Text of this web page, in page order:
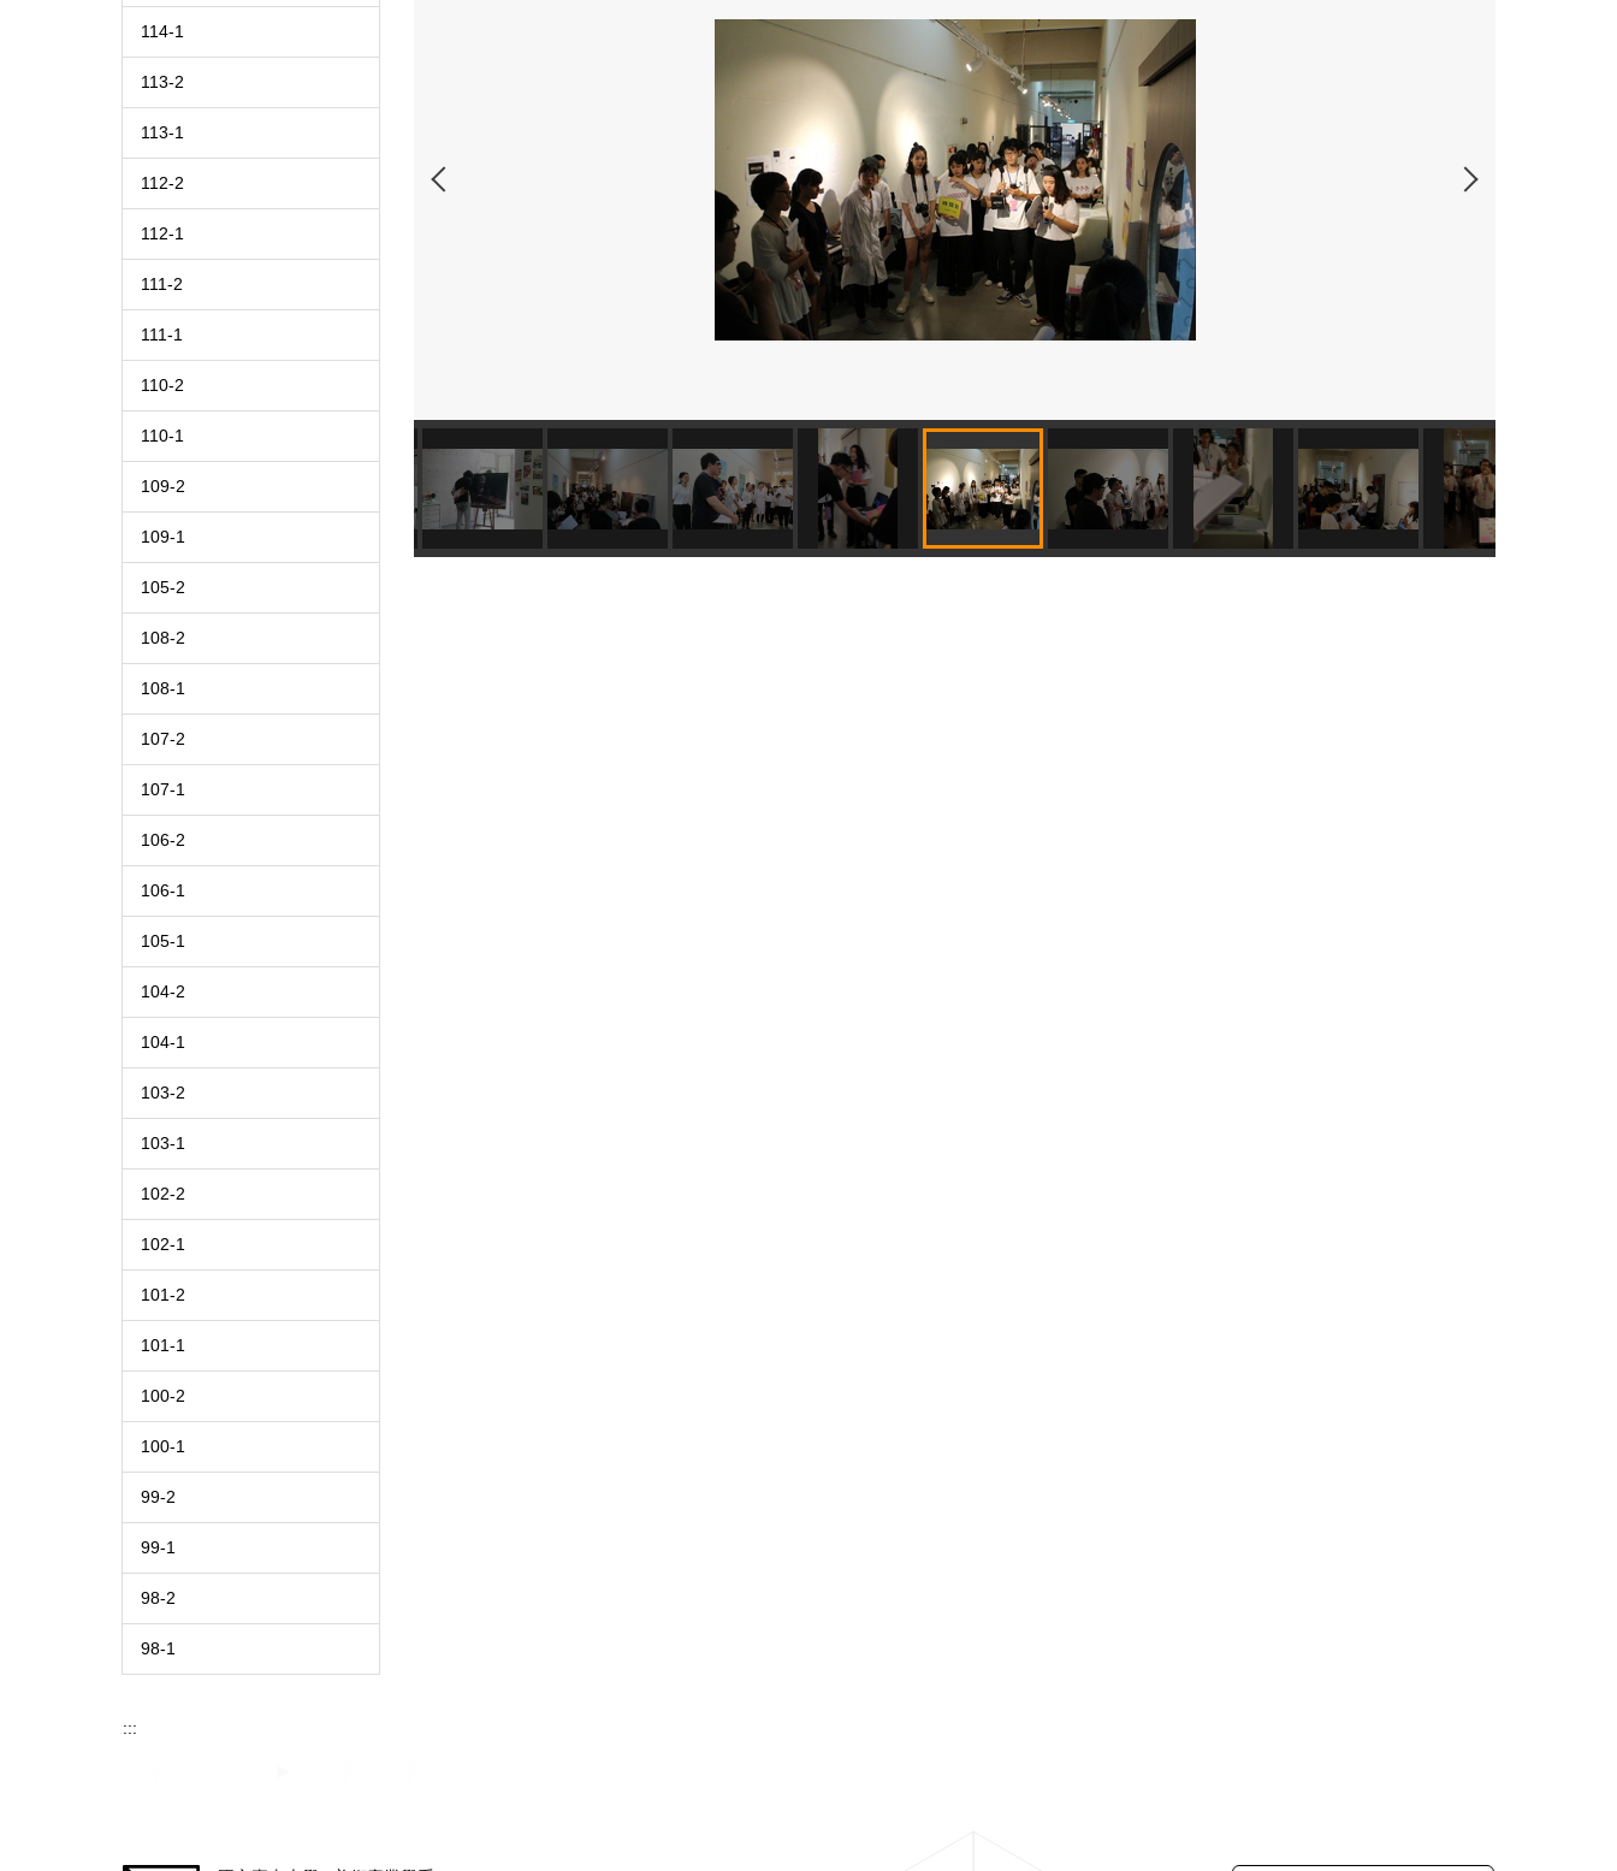
114-1
113-2
113-1
112-2
112-1
111-2
111-1
110-2
110-1
109-2
109-1
105-2
108-2
108-1
107-2
107-1
106-2
106-1
105-1
104-2
104-1
103-2
103-1
102-2
102-1
101-2
101-1
100-2
100-1
99-2
99-1
98-2
98-1
:::